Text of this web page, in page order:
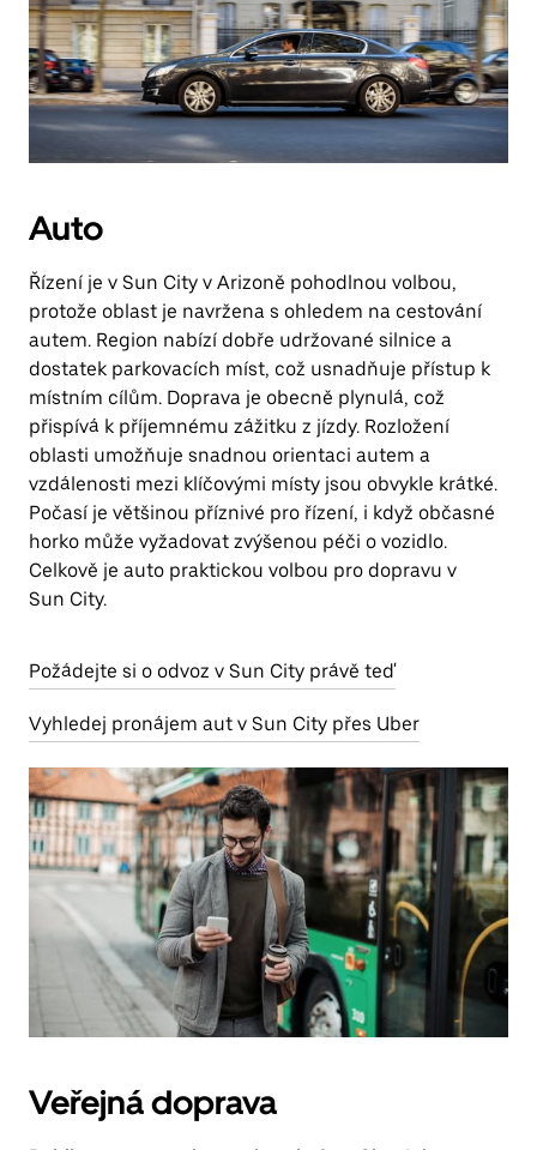
Auto
Řízení je v Sun City v Arizoně pohodlnou volbou,
protože oblast je navržena s ohledem na cestování
autem. Region nabízí dobře udržované silnice a
dostatek parkovacích míst, což usnadňuje přístup k
místním cílům. Doprava je obecně plynulá, což
přispívá k příjemnému zážitku z jízdy. Rozložení
oblasti umožňuje snadnou orientaci autem a
vzdálenosti mezi klíčovými místy jsou obvykle krátké.
Počasí je většinou příznivé pro řízení, i když občasné
horko může vyžadovat zvýšenou péči o vozidlo.
Celkově je auto praktickou volbou pro dopravu v
Sun City.
Požádejte si o odvoz v Sun City právě teď
Vyhledej pronájem aut v Sun City přes Uber
Veřejná doprava